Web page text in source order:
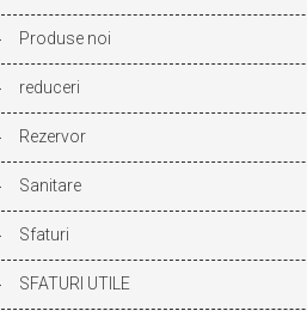
Produse noi
reduceri
Rezervor
Sanitare
Sfaturi
SFATURI UTILE